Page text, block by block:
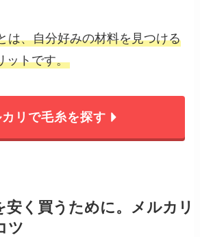
は、自分好みの材料を見つける
ットです。
リで毛糸を探す
安く買うために。メルカリ
ツ